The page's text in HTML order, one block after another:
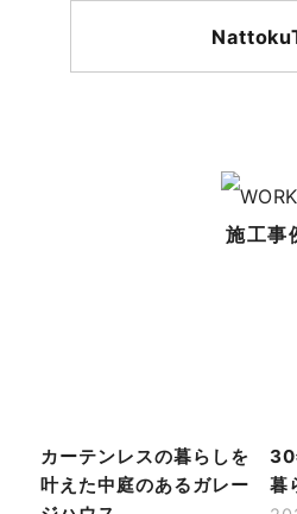
施工事
カーテンレスの暮らしを
叶えた中庭のあるガレー
30
暮